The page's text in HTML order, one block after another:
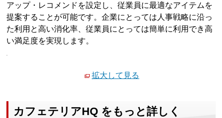
アップ・レコメンドを設定し、従業員に最適なアイテムを
提案することが可能です。企業にとっては人事戦略に沿っ
た利用と高い消化率、従業員にとっては簡単に利用でき高
い満足度を実現します。
拡大して見る
カフェテリアHQ をもっと詳しく